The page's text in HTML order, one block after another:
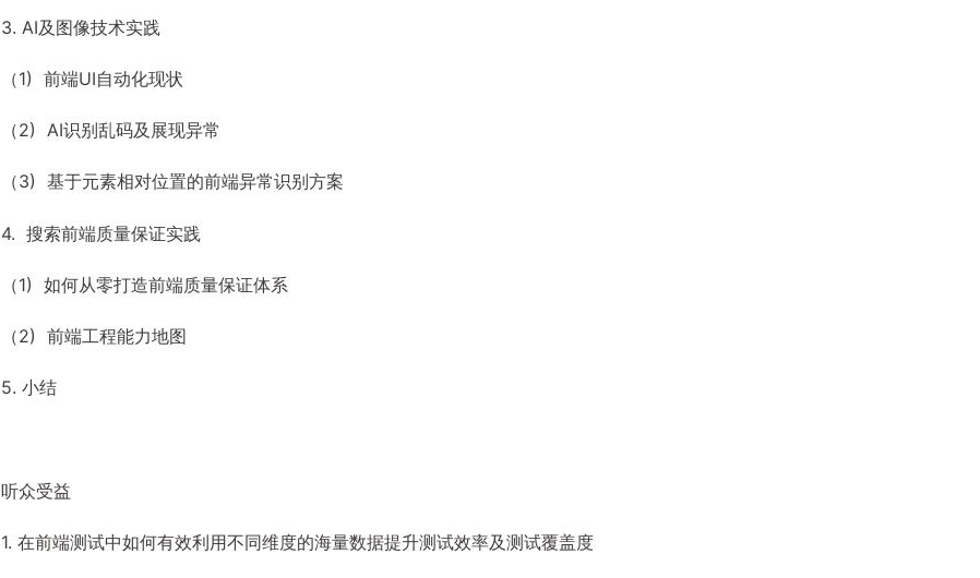
3. AI及图像技术实践
（1) 前端UI自动化现状
（2) AI识别乱码及展现异常
（3) 基于元素相对位置的前端异常识别方案
4. 搜索前端质量保证实践
（1) 如何从零打造前端质量保证体系
（2) 前端工程能力地图
5. 小结
听众受益
1. 在前端测试中如何有效利用不同维度的海量数据提升测试效率及测试覆盖度